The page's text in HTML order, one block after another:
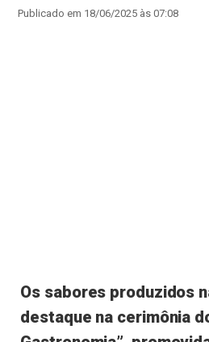
Publicado em 18/06/2025 às 07:08
Os sabores produzidos
destaque na cerimônia